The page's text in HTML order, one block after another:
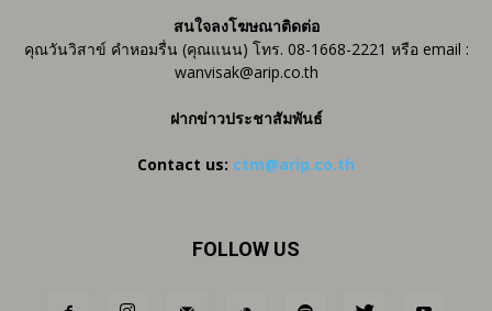
สนใจลงโฆษณาติดต่อ
คุณวันวิสาข์ คำหอมรื่น (คุณแนน) โทร. 08-1668-2221 หรือ email :
wanvisak@arip.co.th
ฝากข่าวประชาสัมพันธ์
Contact us: ctm@arip.co.th
FOLLOW US